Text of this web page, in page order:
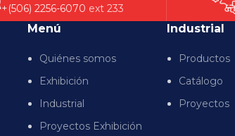
+(506) 2256-6070 ext 233
Menú
Quiénes somos
Exhibición
Industrial
Proyectos Exhibición
Industrial
Productos
Catálogo
Proyectos